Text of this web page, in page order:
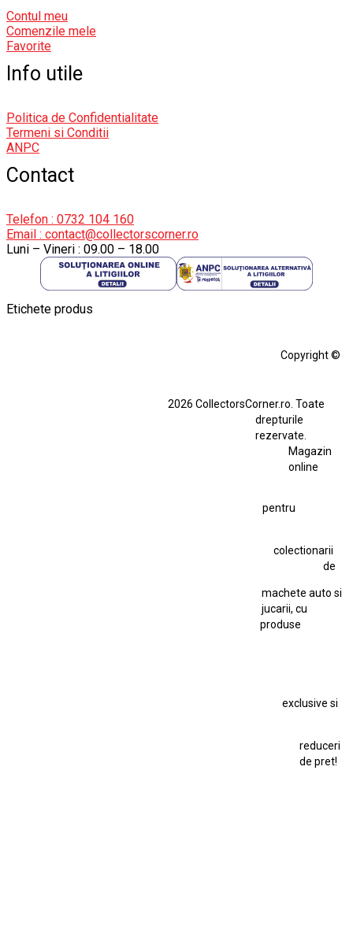
Contul meu
Comenzile mele
Favorite
Info utile
Politica de Confidentialitate
Termeni si Conditii
ANPC
Contact
Telefon : 0732 104 160
Email : contact@collectorscorner.ro
Luni – Vineri : 09.00 – 18.00
Etichete produs
Copyright ©
2026 CollectorsCorner.ro. Toate
drepturile
rezervate.
Magazin
online
pentru
colectionarii
de
machete auto si
jucarii, cu
produse
exclusive si
reduceri
de pret!